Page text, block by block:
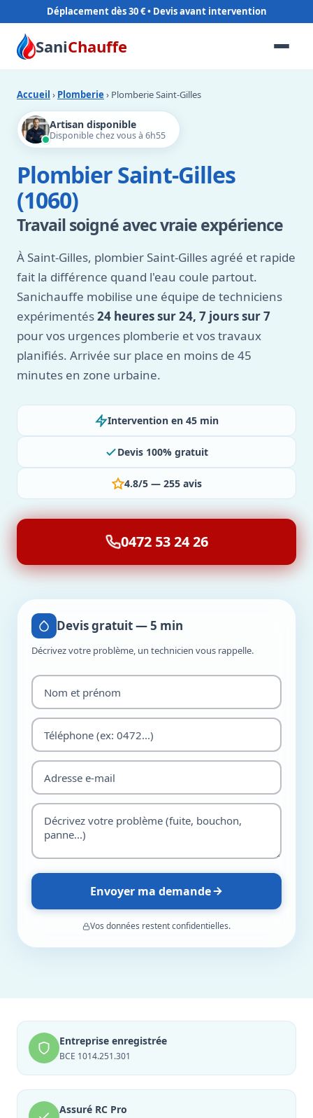
Déplacement dès 30 €
SaniChauffe
Accueil › Plomberie › Plomberie Saint-Gilles
Artisan disponible
Disponible chez vous à 6h55
Plombier Saint-Gilles
(1060)
Travail soigné avec vraie expérience
À Saint-Gilles, plombier Saint-Gilles agréé et rapide
fait la différence quand l'eau coule partout.
Sanichauffe mobilise une équipe de techniciens
expérimentés24 heures sur 24, 7 jours sur 7
pour vos urgences plomberie et vos travaux
planifiés. Arrivée sur place en moins de 45
minutes en zone urbaine.
Intervention en 45 min
Devis 100% gratuit
4.8/5 — 255 avis
0472 53 24 26
Devis gratuit — 5 min
Décrivez votre problème, un technicien vous rappelle.
Envoyer ma demande
Vos données restent confidentielles.
Entreprise enregistrée
BCE 1014.251.301
Assuré RC Pro